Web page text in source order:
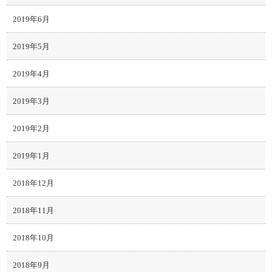
2019年6月
2019年5月
2019年4月
2019年3月
2019年2月
2019年1月
2018年12月
2018年11月
2018年10月
2018年9月